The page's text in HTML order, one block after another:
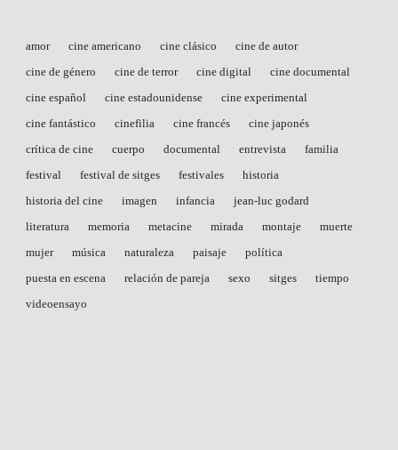
amor cine americano cine clásico
cine de autor
cine de género
cine de terror cine digital
cine documental
cine español
cine estadounidense
cine experimental
cine fantástico
cinefilia cine francés
cine japonés
crítica de cine
cuerpo documental entrevista
familia
festival
festival de sitges festivales
historia
historia del cine
imagen infancia
jean-luc godard
literatura
memoria metacine mirada montaje
muerte
mujer
música naturaleza paisaje
política
puesta en escena
relación de pareja sexo sitges
tiempo
videoensayo